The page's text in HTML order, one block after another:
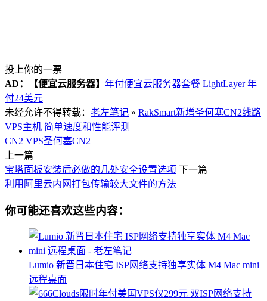
投上你的一票
AD：
【便宜云服务器】 年付便宜云服务器套餐 LightLayer 年
付24美元
未经允许不得转载： 老左笔记 » RakSmart新增圣何塞CN2线路
VPS主机 简单速度和性能评测
CN2 VPS圣何塞CN2
上一篇
宝塔面板安装后必做的几处安全设置选项 下一篇
利用阿里云内网打包传输较大文件的方法
你可能还喜欢这些内容：
Lumio 新晋日本住宅 ISP网络支持独享实体 M4 Mac mini
远程桌面